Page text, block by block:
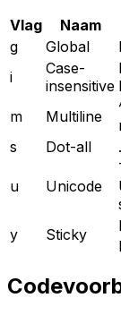
Vlag
Naam
g
Global
i
Case-
insensitive
m
Multiline
s
Dot-all
u Unicode
y
Sticky